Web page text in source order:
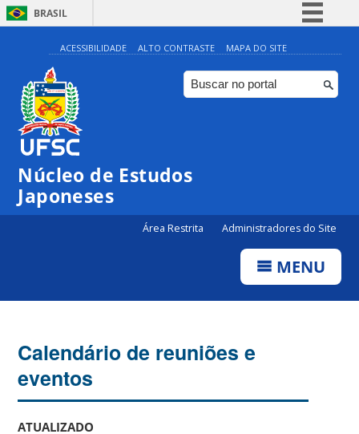
BRASIL
Simplifique!
Comunica BR
Participe
ACESSIBILIDADE ALTO CONTRASTE MAPA DO SITE
Núcleo de Estudos
Japoneses
Área Restrita Administradores do Site
MENU
Calendário de reuniões e
eventos
ATUALIZADO